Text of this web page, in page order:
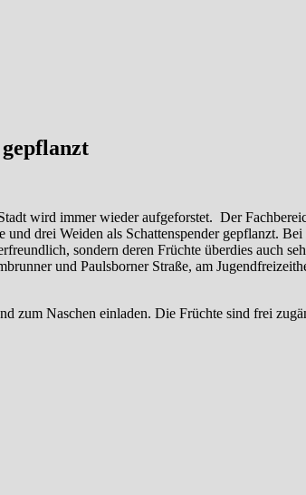
wird immer wieder aufgeforstet. Der
drei Weiden als Schattenspender gepflanzt.
sondern deren Früchte überdies auch
und Paulsborner Straße, am
zum Naschen einladen. Die Früchte sind frei